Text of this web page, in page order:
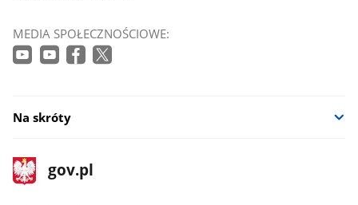
MEDIA SPOŁECZNOŚCIOWE:
Na skróty
stopka
gov.pl
Strona
gov.pl